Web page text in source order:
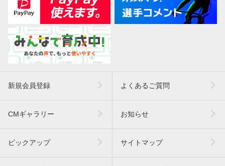
新規会員登録 よくあるご質問
CMギャラリー お知らせ
ピックアップ サイトマップ